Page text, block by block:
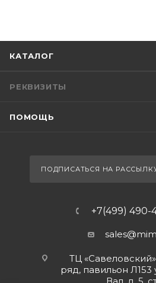
КАТАЛОГ
РЕКВИЗИТЫ
ПОМОЩЬ
ПОДПИСАТЬСЯ НА
+7(499) 490-
ТЦ
ряд, павильон Л153